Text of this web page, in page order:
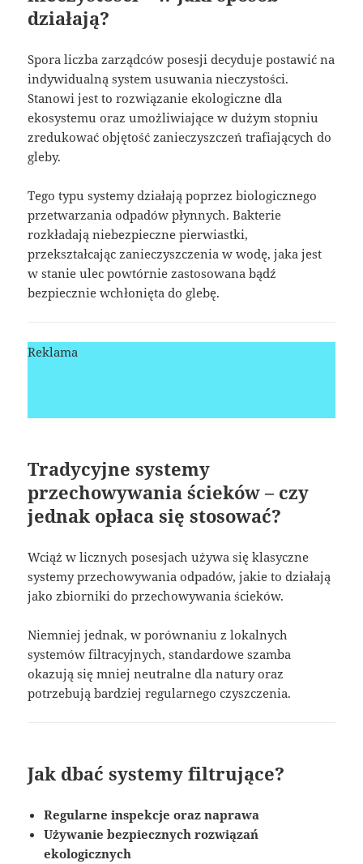
działają?
Spora liczba zarządców posesji decyduje postawić na
indywidualną system usuwania nieczystości.
Stanowi jest to rozwiązanie ekologiczne dla
ekosystemu oraz umożliwiające w dużym stopniu
zredukować objętość zanieczyszczeń trafiających do
gleby.
Tego typu systemy działają poprzez biologicznego
przetwarzania odpadów płynnych. Bakterie
rozkładają niebezpieczne pierwiastki,
przekształcając zanieczyszczenia w wodę, jaka jest
w stanie ulec powtórnie zastosowana bądź
bezpiecznie wchłonięta do glebę.
Reklama
Tradycyjne systemy
przechowywania ścieków – czy
jednak opłaca się stosować?
Wciąż w licznych posesjach używa się klasyczne
systemy przechowywania odpadów, jakie to działają
jako zbiorniki do przechowywania ścieków.
Niemniej jednak, w porównaniu z lokalnych
systemów filtracyjnych, standardowe szamba
okazują się mniej neutralne dla natury oraz
potrzebują bardziej regularnego czyszczenia.
Jak dbać systemy filtrujące?
Regularne inspekcje oraz naprawa
Używanie bezpiecznych rozwiązań
ekologicznych